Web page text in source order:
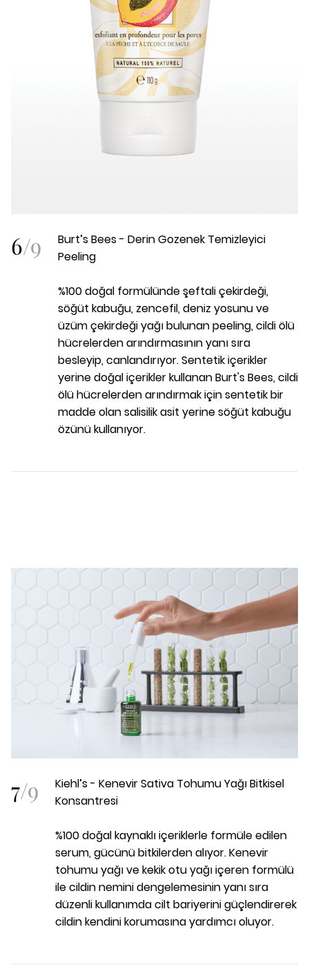
6/9
Burt’s Bees - Derin Gozenek Temizleyici
Peeling
%100 doğal formülünde şeftali çekirdeği,
söğüt kabuğu, zencefil, deniz yosunu ve
üzüm çekirdeği yağı bulunan peeling, cildi ölü
hücrelerden arındırmasının yanı sıra
besleyip, canlandırıyor. Sentetik içerikler
yerine doğal içerikler kullanan Burt's Bees, cildi
ölü hücrelerden arındırmak için sentetik bir
madde olan salisilik asit yerine söğüt kabuğu
özünü kullanıyor.
7/9
Kiehl’s - Kenevir Sativa Tohumu Yağı Bitkisel
Konsantresi
%100 doğal kaynaklı içeriklerle formüle edilen
serum, gücünü bitkilerden alıyor. Kenevir
tohumu yağı ve kekik otu yağı içeren formülü
ile cildin nemini dengelemesinin yanı sıra
düzenli kullanımda cilt bariyerini güçlendirerek
cildin kendini korumasına yardımcı oluyor.